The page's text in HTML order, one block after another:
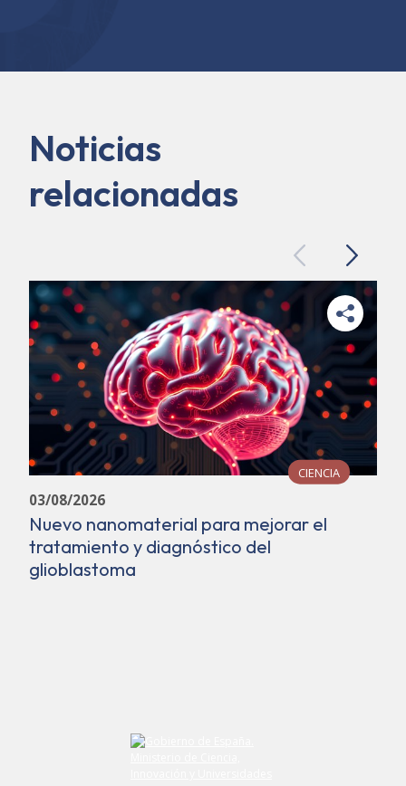
Noticias
relacionadas
PreviousNext
CIENCIA
03/08/2026
Nuevo nanomaterial para mejorar el
tratamiento y diagnóstico del
glioblastoma